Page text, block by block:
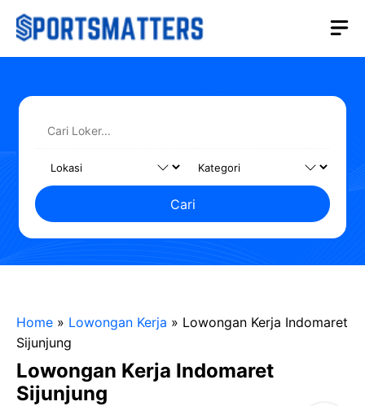
Langsung
Cari
Home » Lowongan Kerja » Lowongan Kerja Indomaret
Sijunjung
Lowongan Kerja Indomaret
Sijunjung